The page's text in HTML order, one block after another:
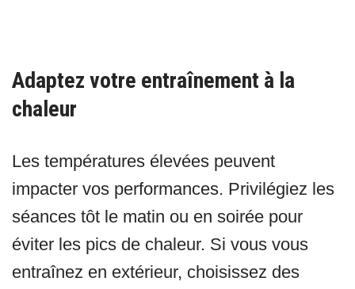
Adaptez votre entraînement à la
chaleur
Les températures élevées peuvent
impacter vos performances. Privilégiez les
séances tôt le matin ou en soirée pour
éviter les pics de chaleur. Si vous vous
entraînez en extérieur, choisissez des